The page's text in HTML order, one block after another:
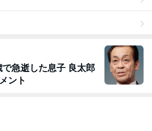
急逝した息子 良太郎
ント